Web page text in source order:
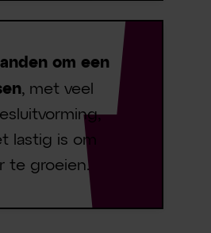
om een
, met veel
lastig is om
te groeien.